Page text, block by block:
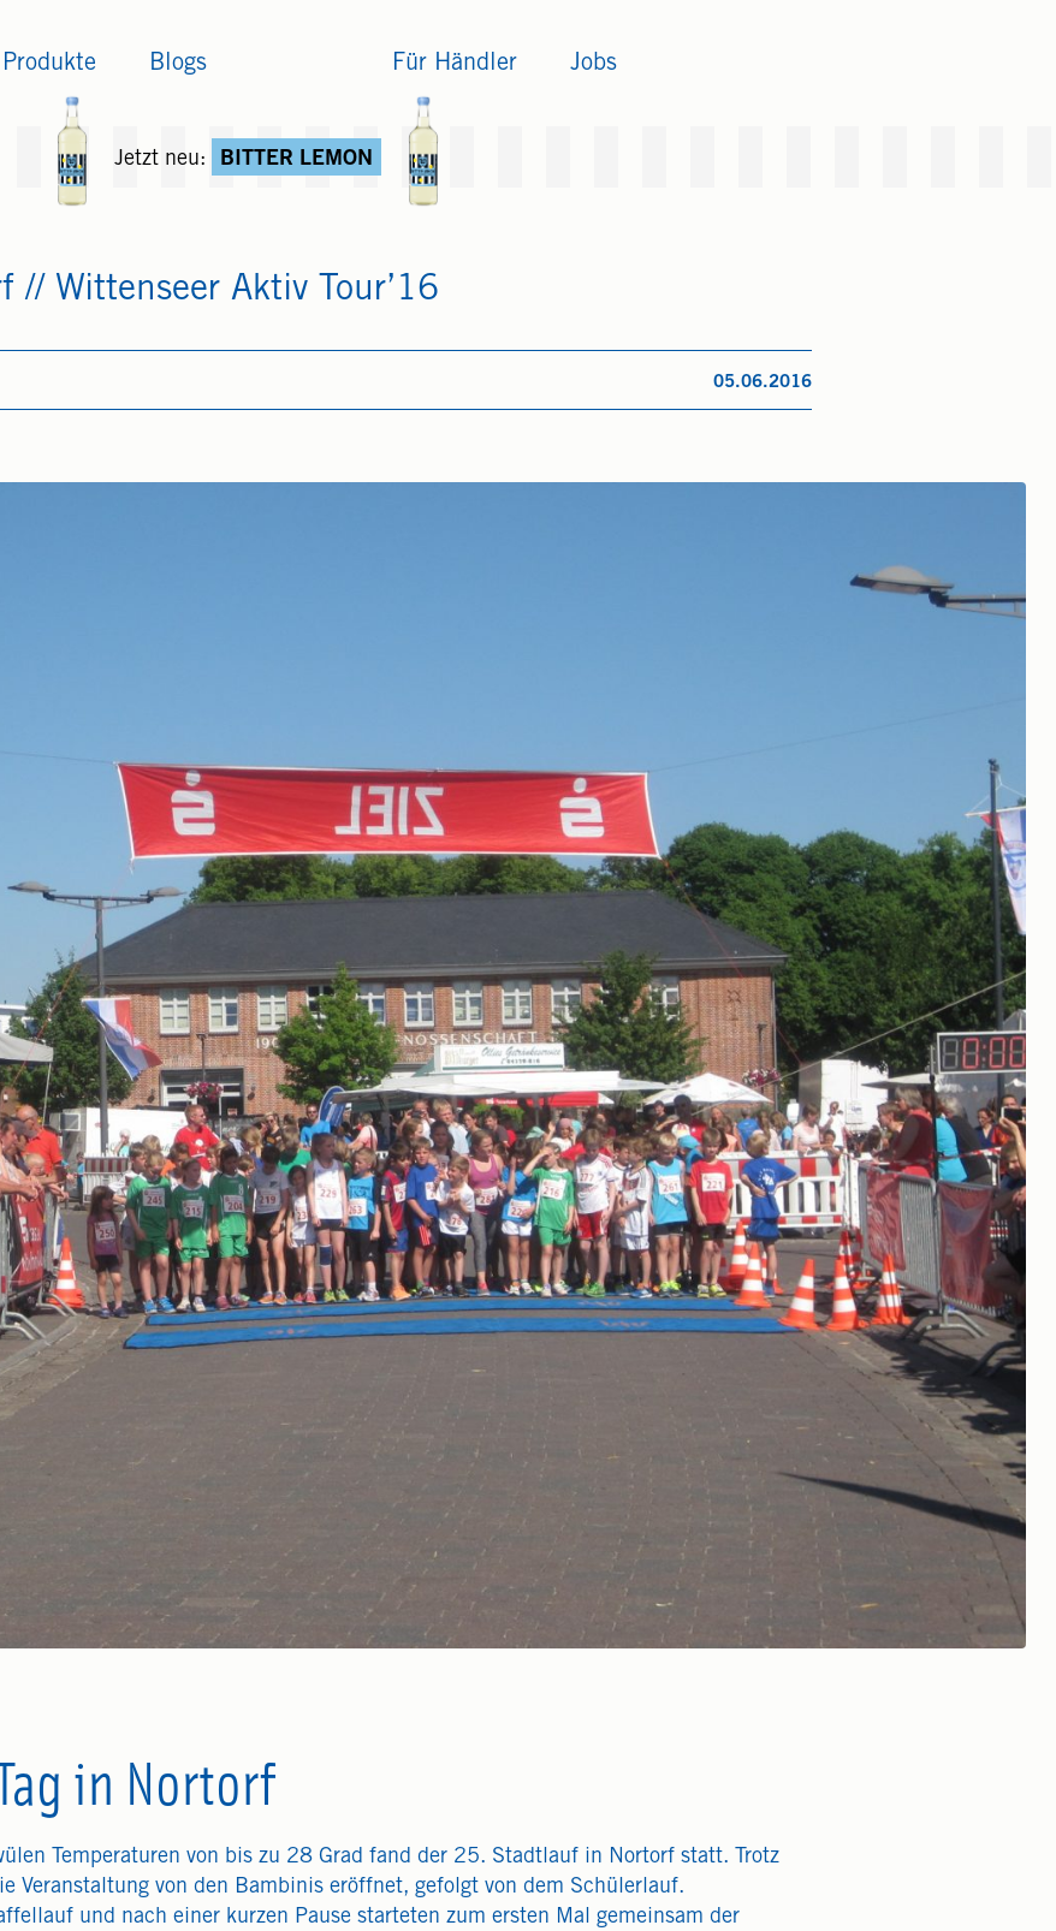
Produkte Blogs Für Händler Jobs
Jetzt neu: BITTER LEMON
Wittenseer Aktiv Tour’16
05.06.2016
in Nortorf
Temperaturen von bis zu 28 Grad fand der 25. Stadtlauf in Nortorf statt. Trotz
Veranstaltung von den Bambinis eröffnet, gefolgt von dem Schülerlauf.
und nach einer kurzen Pause starteten zum ersten Mal gemeinsam der